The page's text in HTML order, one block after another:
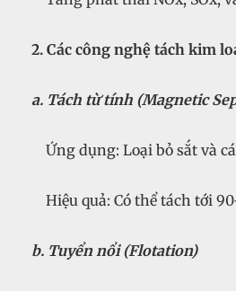
2. Các công nghệ tách kim
a. Tách từ tính (Magnetic
Ứng dụng: Loại bỏ sắt và
Hiệu quả: Có thể tách tới
b. Tuyển nổi (Flotation)